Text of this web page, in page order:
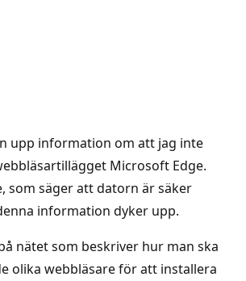
upp information om att jag inte
Microsoft Edge.
som säger att datorn är säker
information dyker upp.
nätet som beskriver hur man ska
olika webbläsare för att installera